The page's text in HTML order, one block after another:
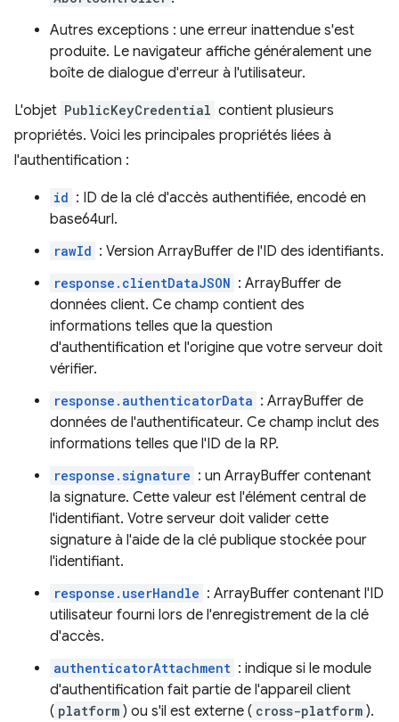
Autres exceptions : une erreur inattendue s'est
produite. Le navigateur affiche généralement une
boîte de dialogue d'erreur à l'utilisateur.
L'objet PublicKeyCredential contient plusieurs
propriétés. Voici les principales propriétés liées à
l'authentification :
id : ID de la clé d'accès authentifiée, encodé en
base64url.
rawId : Version ArrayBuffer de l'ID des identifiants.
response.clientDataJSON : ArrayBuffer de
données client. Ce champ contient des
informations telles que la question
d'authentification et l'origine que votre serveur doit
vérifier.
response.authenticatorData : ArrayBuffer de
données de l'authentificateur. Ce champ inclut des
informations telles que l'ID de la RP.
response.signature : un ArrayBuffer contenant
la signature. Cette valeur est l'élément central de
l'identifiant. Votre serveur doit valider cette
signature à l'aide de la clé publique stockée pour
l'identifiant.
response.userHandle : ArrayBuffer contenant l'ID
utilisateur fourni lors de l'enregistrement de la clé
d'accès.
authenticatorAttachment : indique si le module
d'authentification fait partie de l'appareil client
( platform ) ou s'il est externe ( cross-platform ).